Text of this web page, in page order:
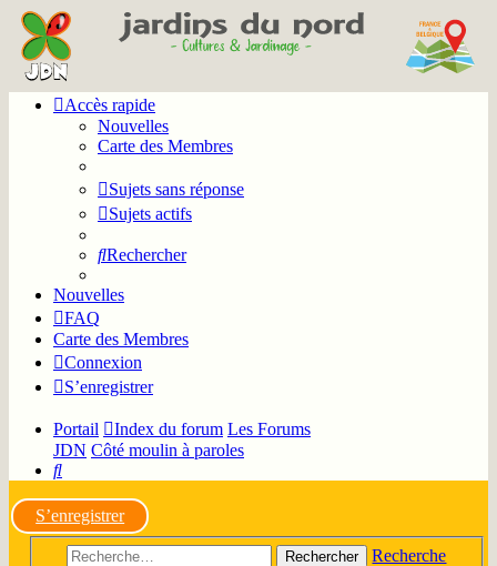
Accès rapide
Nouvelles
Carte des Membres
Sujets sans réponse
Sujets actifs
Rechercher
Nouvelles
FAQ
Carte des Membres
Connexion
S’enregistrer
Portail Index du forum Les Forums
JDN Côté moulin à paroles
Rechercher
S’enregistrer
Rechercher
Recherche